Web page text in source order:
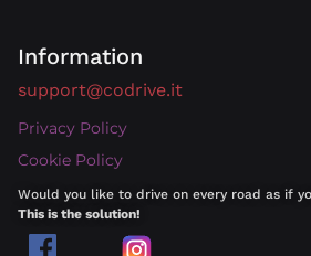
Information
support@codrive.it
Privacy Policy
Cookie Policy
Would you like to drive on every road as if
This is the solution!